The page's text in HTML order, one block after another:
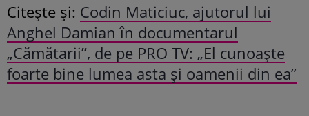
Citește și: Codin Maticiuc, ajutorul lui
Anghel Damian în documentarul
„Cămătarii”, de pe PRO TV: „El cunoaște
foarte bine lumea asta și oamenii din ea”